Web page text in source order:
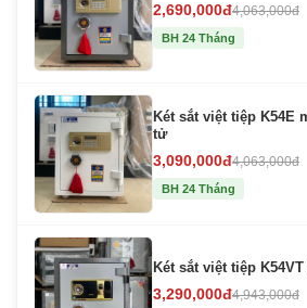
2,690,000đ4,063,000đ
BH 24 Tháng
Két sắt việt tiệp K54E
tử
3,090,000đ4,063,000đ
BH 24 Tháng
Két sắt việt tiệp
3,290,000đ4,943,000đ